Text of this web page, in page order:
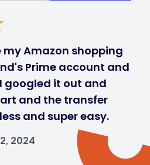
Amazon shopping
Prime account and
googled it out and
and the transfer
and super easy.
2024